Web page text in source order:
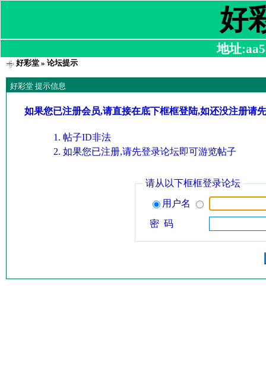
好
地址
好彩堂» 论坛提示
好彩堂 提示信息
如果您已注册会员,请直接在底下框框登陆,如还没注册请
帖子ID非法
如果您已注册,请先登录论坛即可游览帖子
请从以下框框登录论坛
用户名
密 码